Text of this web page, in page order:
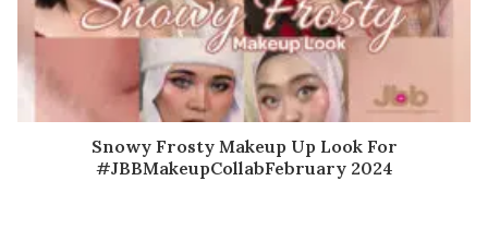
Snowy Frosty Makeup Up Look For
#JBBMakeupCollabFebruary 2024